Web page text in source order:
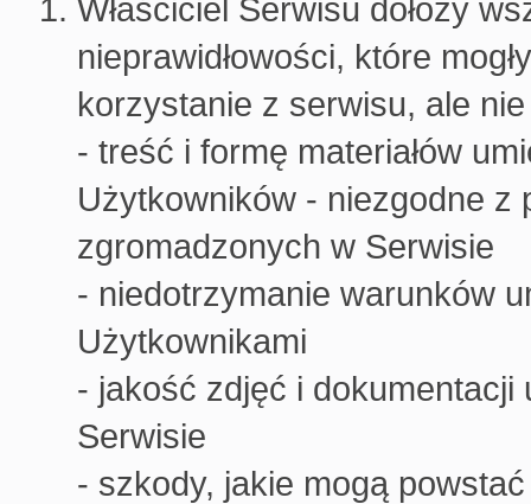
Właściciel Serwisu dołoży
nieprawidłowości, które
korzystanie z serwisu, ale
- treść i formę materiałów
Użytkowników - niezgodne z
zgromadzonych w Serwisie
- niedotrzymanie warunków
Użytkownikami
- jakość zdjęć i
Serwisie
- szkody, jakie mogą